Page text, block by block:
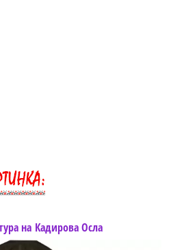
на Кадирова Осла